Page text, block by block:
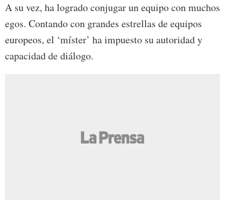
A su vez, ha logrado conjugar un equipo con muchos
egos. Contando con grandes estrellas de equipos
europeos, el ‘míster’ ha impuesto su autoridad y
capacidad de diálogo.